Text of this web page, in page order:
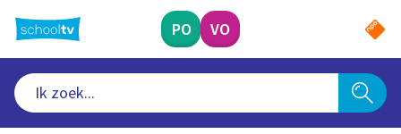
naar
hoofdinhoud
PO VO